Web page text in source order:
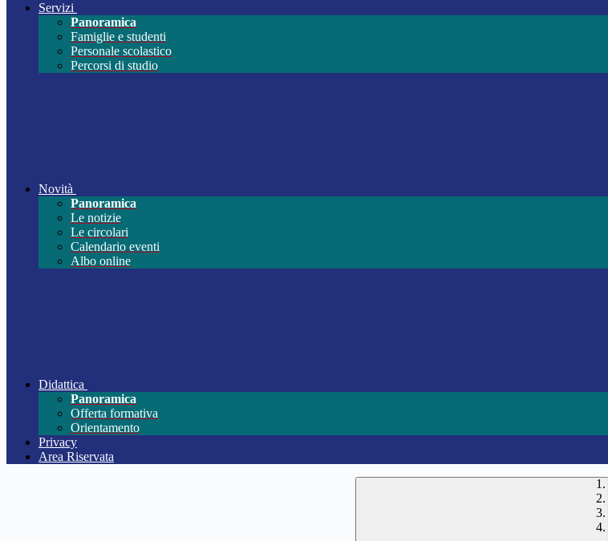
Servizi
Panoramica
Famiglie e studenti
Personale scolastico
Percorsi di studio
Novità
Panoramica
Le notizie
Le circolari
Calendario eventi
Albo online
Didattica
Panoramica
Offerta formativa
Orientamento
Privacy
Area Riservata